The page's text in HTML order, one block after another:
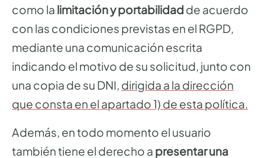
como la limitación y portabilidad de acuerdo
con las condiciones previstas en el RGPD,
mediante una comunicación escrita
indicando el motivo de su solicitud, junto con
una copia de su DNI, dirigida a la dirección
que consta en el apartado 1) de esta política.
Además, en todo momento el usuario
también tiene el derecho a presentar una